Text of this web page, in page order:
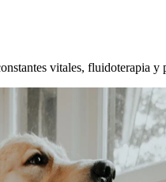
vitales, fluidoterapia y